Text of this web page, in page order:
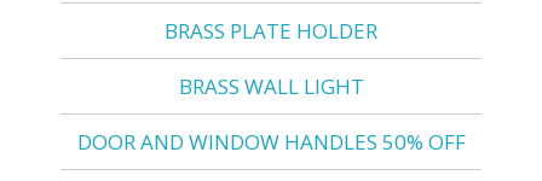
BRASS PLATE HOLDER
BRASS WALL LIGHT
DOOR AND WINDOW HANDLES 50% OFF